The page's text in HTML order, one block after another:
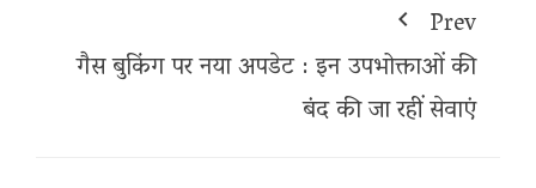
Prev
गैस बुकिंग पर नया अपडेट : इन उपभोक्ताओं की
बंद की जा रहीं सेवाएं